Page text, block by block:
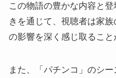
この物語の豊かな内容と
きを通じて、視聴者は家
の影響を深く感じ取ること
また、「パチンコ」のシ